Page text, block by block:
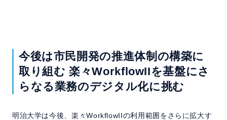
今後は市民開発の推進体制の構築に
取り組む 楽々WorkflowIIを基盤に さ
らなる業務のデジタル化に挑む
明治大学は今後、楽々WorkflowIIの利用範囲をさらに拡大す